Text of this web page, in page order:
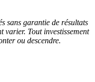
sans garantie de résultats
varier. Tout investissement
ou descendre.